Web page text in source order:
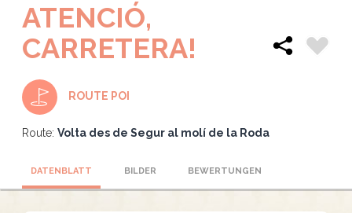
ATENCIÓ,
CARRETERA!
ROUTE POI
Route: Volta des de Segur al molí de la Roda
DATENBLATT BILDER BEWERTUNGEN